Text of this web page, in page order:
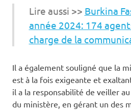
Lire aussi >> Burkina
année 2024: 174
charge de la
Il a également souligné que la
est à la fois exigeante et
il a la responsabilité de veiller
du ministère, en gérant un des